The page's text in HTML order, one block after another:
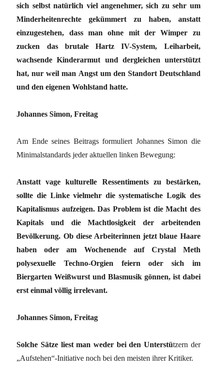
sich selbst natürlich viel angenehmer, sich zu sehr um
Minderheitenrechte gekümmert zu haben, anstatt
einzugestehen, dass man ohne mit der Wimper zu
zucken das brutale Hartz IV-System, Leiharbeit,
wachsende Kinderarmut und dergleichen unterstützt
hat, nur weil man Angst um den Standort Deutschland
und den eigenen Wohlstand hatte.
Johannes Simon, Freitag
Am Ende seines Beitrags formuliert Johannes Simon die
Minimalstandards jeder aktuellen linken Bewegung:
Anstatt vage kulturelle Ressentiments zu bestärken,
sollte die Linke vielmehr die systematische Logik des
Kapitalismus aufzeigen. Das Problem ist die Macht des
Kapitals und die Machtlosigkeit der arbeitenden
Bevölkerung. Ob diese Arbeiterinnen jetzt blaue Haare
haben oder am Wochenende auf Crystal Meth
polysexuelle Techno-Orgien feiern oder sich im
Biergarten Weißwurst und Blasmusik gönnen, ist dabei
erst einmal völlig irrelevant.
Johannes Simon, Freitag
Solche Sätze liest man weder bei den Unterstützern der
„Aufstehen“-Initiative noch bei den meisten ihrer Kritiker.